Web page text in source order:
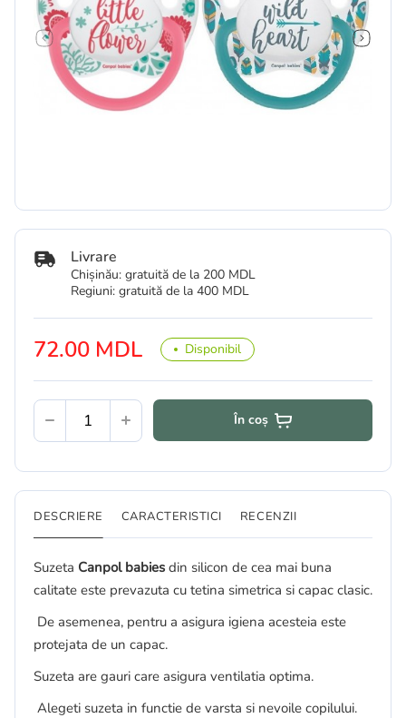
72.00 MDL Disponibil
Livrare
Chișinău: gratuită de la 200 MDL
Regiuni: gratuită de la 400 MDL
În coș
DESCRIERE CARACTERISTICI RECENZII
Suzeta Canpol babies din silicon de cea mai buna
calitate este prevazuta cu tetina simetricа si capac clasic.
De asemenea, pentru a asigura igiena acesteia este
protejata de un capac.
Suzeta are gauri care asigura ventilatia optima.
Alegeti suzeta in functie de varsta si nevoile copilului.